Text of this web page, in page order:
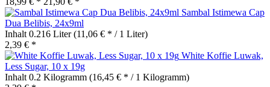
Sambal Istimewa Cap
Dua Belibis, 24x9ml
Inhalt 0.216 Liter(11,06 € * / 1 Liter)
2,39 € *
White Koffie Luwak,
Less Sugar, 10 x 19g
Inhalt 0.2 Kilogramm (16,45 € * / 1 Kilogramm)